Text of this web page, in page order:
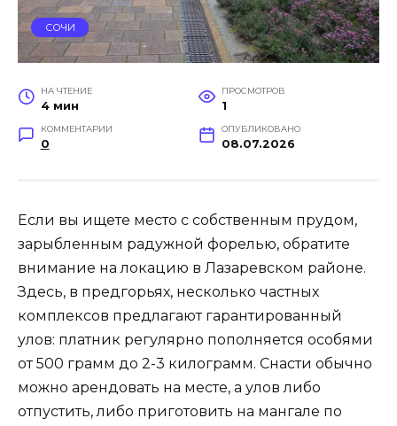
СОЧИ
НА ЧТЕНИЕ
4 мин
ПРОСМОТРОВ
1
КОММЕНТАРИИ
0
ОПУБЛИКОВАНО
08.07.2026
Если вы ищете место с собственным прудом,
зарыбленным радужной форелью, обратите
внимание на локацию в Лазаревском районе.
Здесь, в предгорьях, несколько частных
комплексов предлагают гарантированный
улов: платник регулярно пополняется особями
от 500 грамм до 2-3 килограмм. Снасти обычно
можно арендовать на месте, а улов либо
отпустить, либо приготовить на мангале по